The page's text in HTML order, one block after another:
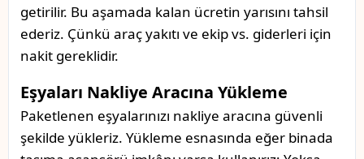
getirilir. Bu aşamada kalan ücretin yarısını tahsil
ederiz. Çünkü araç yakıtı ve ekip vs. giderleri için
nakit gereklidir.
Eşyaları Nakliye Aracına Yükleme
Paketlenen eşyalarınızı nakliye aracına güvenli
şekilde yükleriz. Yükleme esnasında eğer binada